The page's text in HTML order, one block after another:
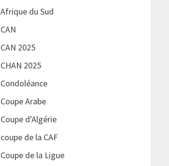
Afrique du Sud
CAN
CAN 2025
CHAN 2025
Condoléance
Coupe Arabe
Coupe d'Algérie
coupe de la CAF
Coupe de la Ligue